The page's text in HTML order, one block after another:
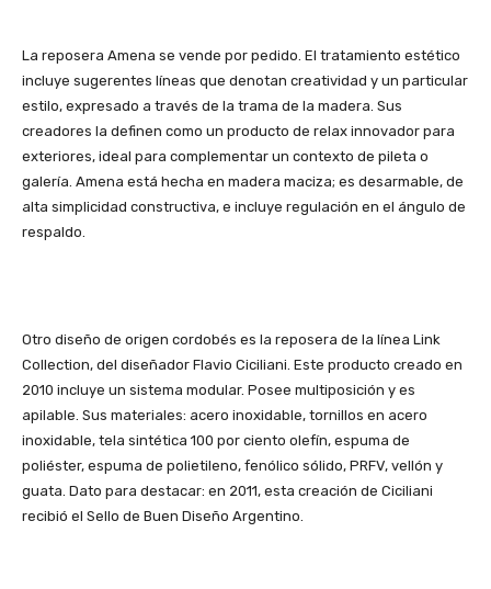
La reposera Amena se vende por pedido. El tratamiento estético
incluye sugerentes líneas que denotan creatividad y un particular
estilo, expresado a través de la trama de la madera. Sus
creadores la definen como un producto de relax innovador para
exteriores, ideal para complementar un contexto de pileta o
galería. Amena está hecha en madera maciza; es desarmable, de
alta simplicidad constructiva, e incluye regulación en el ángulo de
respaldo.
Otro diseño de origen cordobés es la reposera de la línea Link
Collection, del diseñador Flavio Ciciliani. Este producto creado en
2010 incluye un sistema modular. Posee multiposición y es
apilable. Sus materiales: acero inoxidable, tornillos en acero
inoxidable, tela sintética 100 por ciento olefín, espuma de
poliéster, espuma de polietileno, fenólico sólido, PRFV, vellón y
guata. Dato para destacar: en 2011, esta creación de Ciciliani
recibió el Sello de Buen Diseño Argentino.